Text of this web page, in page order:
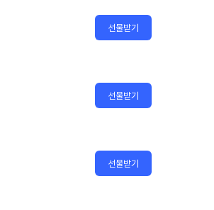
선물받기
선물받기
선물받기